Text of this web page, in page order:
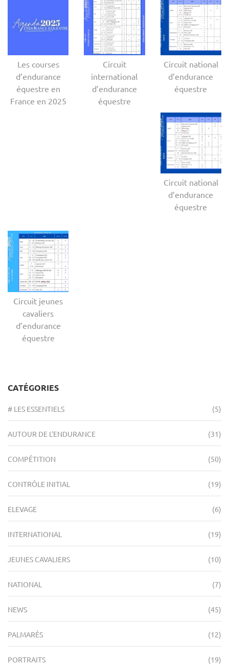
Les courses
d’endurance
équestre en
France en 2025
Circuit
international
d’endurance
équestre
Circuit national
d’endurance
équestre
Circuit national
d’endurance
équestre
Circuit jeunes
cavaliers
d’endurance
équestre
CATÉGORIES
# LES ESSENTIELS (5)
AUTOUR DE L'ENDURANCE (31)
COMPÉTITION (50)
CONTRÔLE INITIAL (19)
ELEVAGE (6)
INTERNATIONAL (19)
JEUNES CAVALIERS (10)
NATIONAL (7)
NEWS (45)
PALMARÈS (12)
PORTRAITS (19)